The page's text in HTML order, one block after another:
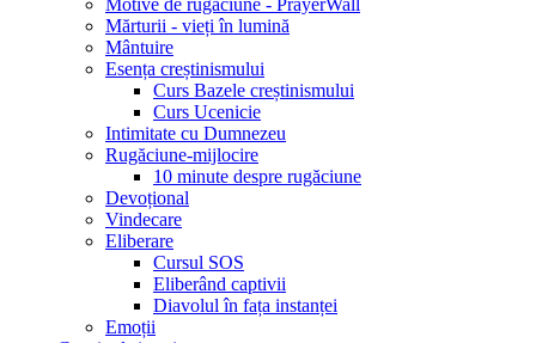
Motive de rugăciune - PrayerWall
Mărturii - vieți în lumină
Mântuire
Esența creștinismului
Curs Bazele creștinismului
Curs Ucenicie
Intimitate cu Dumnezeu
Rugăciune-mijlocire
10 minute despre rugăciune
Devoțional
Vindecare
Eliberare
Cursul SOS
Eliberând captivii
Diavolul în fața instanței
Emoții